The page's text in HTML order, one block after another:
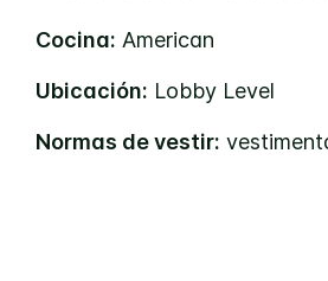
Cocina: American
Ubicación: Lobby Level
Normas de vestir: